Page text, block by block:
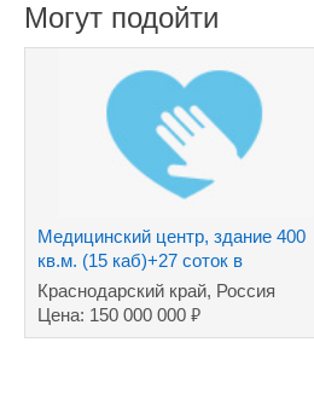
Могут подойти
Медицинский центр, здание 400
кв.м. (15 каб)+27 соток в
собственности
Краснодарский край, Россия
Цена: 150 000 000 ₽